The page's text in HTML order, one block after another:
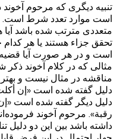
تنبیه دیگری که مرحوم
است موارد تعدد شرط
متعددی مترتب شده باشد
تحقق جزاء هستند یا هر کدام
است و در هر صورت آیا قضیه
مثالی که در کلام آخوند
مناقشه در مثال نیست و
دلیل گفته شده است «إن
دلیل دیگر گفته شده است
رقبة». مرحوم آخوند
داشته باشد بین این دو